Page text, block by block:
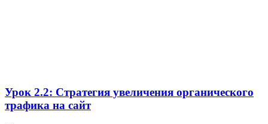
Урок 2.2: Стратегия увеличения органического
трафика на сайт